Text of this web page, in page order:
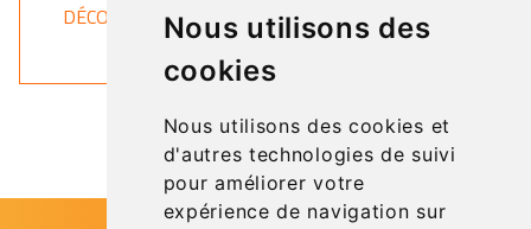
Nous utilisons des
cookies
Nous utilisons des cookies et
d'autres technologies de suivi
pour améliorer votre
expérience de navigation sur
DÉCOUVRIR